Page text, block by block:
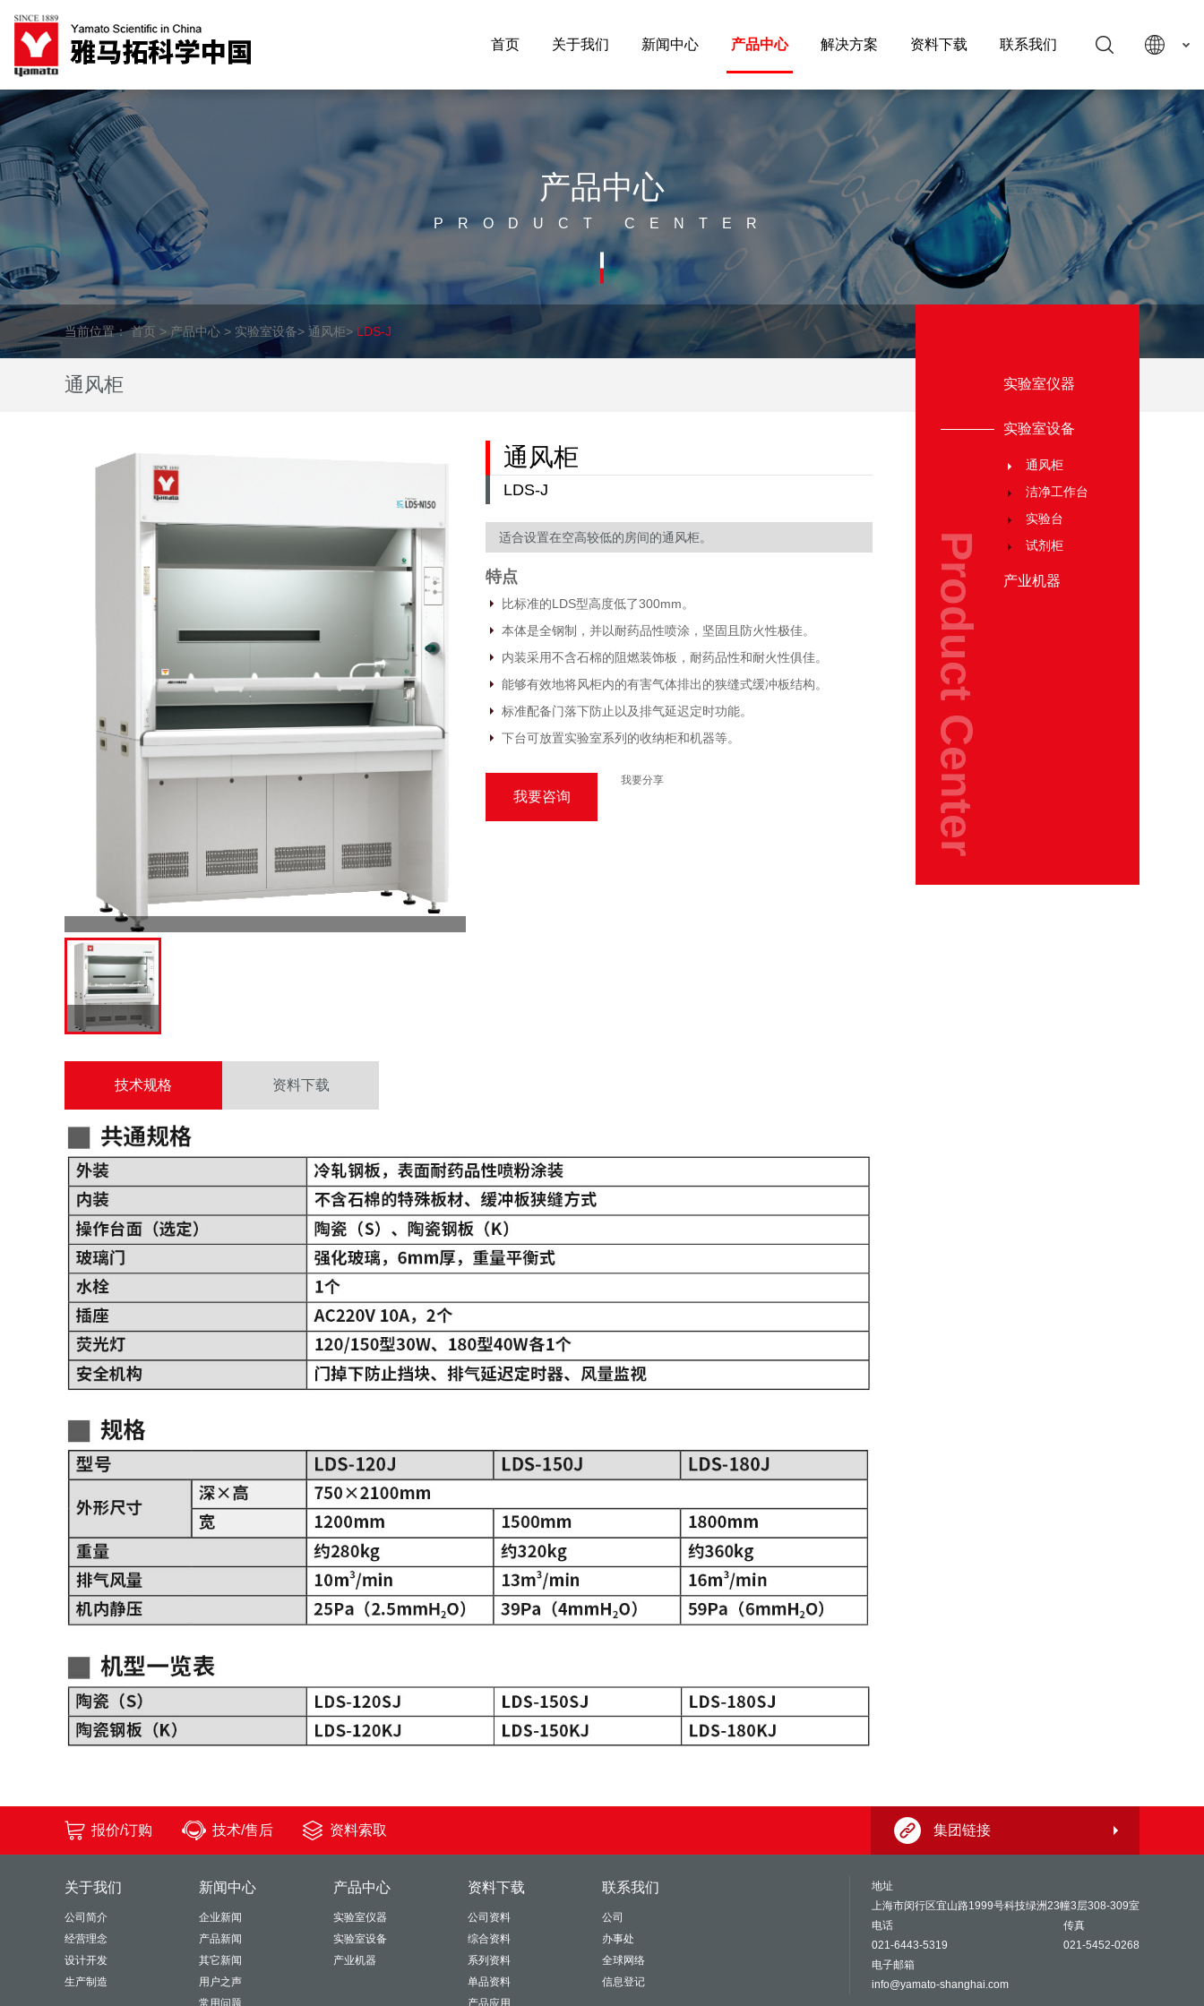
首页 关于我们 新闻中心 产品中心 解决方案 资料下载 联系我们
产品中心
PRODUCT CENTER
当前位置：首页 > 产品中心 > 实验室设备> 通风柜> LDS-J
通风柜
Product Center
实验室仪器
实验室设备
通风柜
洁净工作台
实验台
试剂柜
产业机器
通风柜
LDS-J
适合设置在空高较低的房间的通风柜。
特点
比标准的LDS型高度低了300mm。
本体是全钢制，并以耐药品性喷涂，坚固且防火性极佳。
内装采用不含石棉的阻燃装饰板，耐药品性和耐火性俱佳。
能够有效地将风柜内的有害气体排出的狭缝式缓冲板结构。
标准配备门落下防止以及排气延迟定时功能。
下台可放置实验室系列的收纳柜和机器等。
我要咨询
我要分享
技术规格 资料下载
集团链接
报价/订购 技术/售后 资料索取
关于我们
公司简介
经营理念
设计开发
生产制造
新闻中心
企业新闻
产品新闻
其它新闻
用户之声
常用问题
产品中心
实验室仪器
实验室设备
产业机器
资料下载
公司资料
综合资料
系列资料
单品资料
产品应用
联系我们
公司
办事处
全球网络
信息登记
地址
上海市闵行区宜山路1999号科技绿洲23幢3层308-309室
电话
021-6443-5319
传真
021-5452-0268
电子邮箱
info@yamato-shanghai.com